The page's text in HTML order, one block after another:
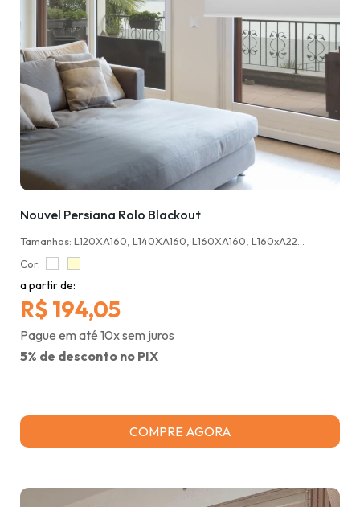
Nouvel Persiana Rolo Blackout
Cor:
a partir de:
R$ 194,05
Pague em até 10x sem juros
5% de desconto no PIX
COMPRE AGORA